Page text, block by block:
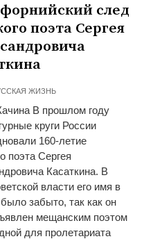
след
поэта Сергея
ЖИЗНЬ
В прошлом году
круги России
160-летие
поэта Сергея
Касаткина. В
власти его имя в
забыто, так как он
мещанским поэтом
для пролетариата